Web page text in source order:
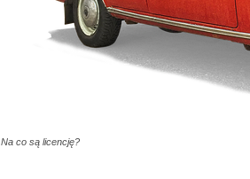
Na co są licencję?